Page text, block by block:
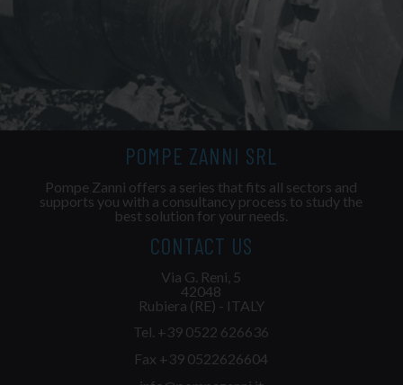
POMPE ZANNI SRL
Pompe Zanni offers a series that fits all sectors and
supports you with a consultancy process to study the
best solution for your needs.
CONTACT US
Via G. Reni, 5
42048
Rubiera (RE) - ITALY
Tel. +39 0522 626636
Fax +39 0522626604